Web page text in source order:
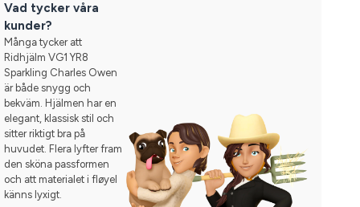
Vad tycker våra
kunder?
Många tycker att
Ridhjälm VG1 YR8
Sparkling Charles Owen
är både snygg och
bekväm. Hjälmen har en
elegant, klassisk stil och
sitter riktigt bra på
huvudet. Flera lyfter fram
den sköna passformen
och att materialet i fløyel
känns lyxigt.